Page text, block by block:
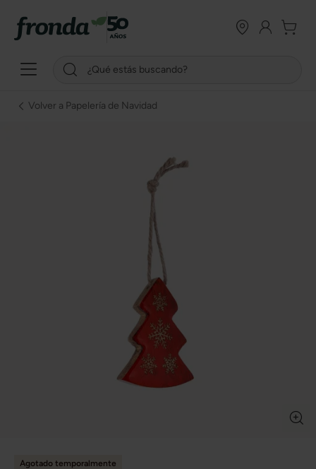
Volver a Papelería de Navidad
Agotado temporalmente